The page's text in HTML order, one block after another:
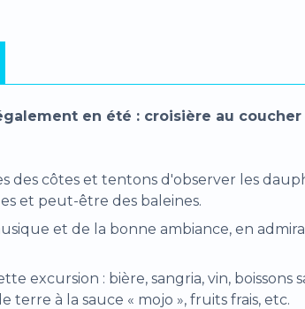
en été : croisière au
des côtes et tentons d'observer les
et peut-être des baleines.
et de la bonne ambiance, en
excursion : bière, sangria, vin,
à la sauce « mojo », fruits frais, etc.